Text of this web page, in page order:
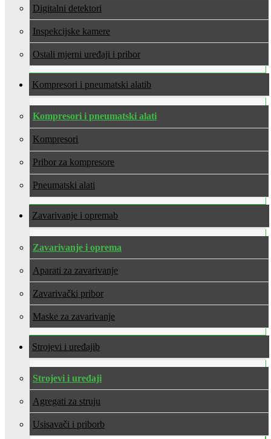
Digitalni detektori
Inspekcijske kamere
Ostali mjerni uređaji i pribor
Kompresori i pneumatski alati
Kompresori i pneumatski alati
Kompresori
Pribor za kompresore
Pneumatski alati
Zavarivanje i oprema
Zavarivanje i oprema
Aparati za zavarivanje
Zavarivački pribor
Maske za zavarivanje
Strojevi i uređaji
Strojevi i uređaji
Agregati za struju
Usisavači i pribor